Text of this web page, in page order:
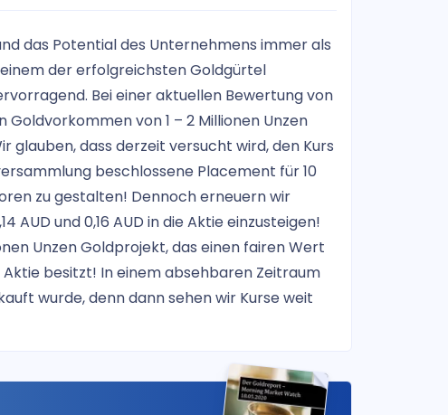
das Potential des Unternehmens immer als
der erfolgreichsten Goldgürtel
Bei einer aktuellen Bewertung von
von 1 – 2 Millionen Unzen
glauben, dass derzeit versucht wird, den Kurs
beschlossene Placement für 10
zu gestalten! Dennoch erneuern wir
und 0,16 AUD in die Aktie einzusteigen!
Unzen Goldprojekt, das einen fairen Wert
Aktie besitzt! In einem absehbaren Zeitraum
wurde, denn dann sehen wir Kurse weit